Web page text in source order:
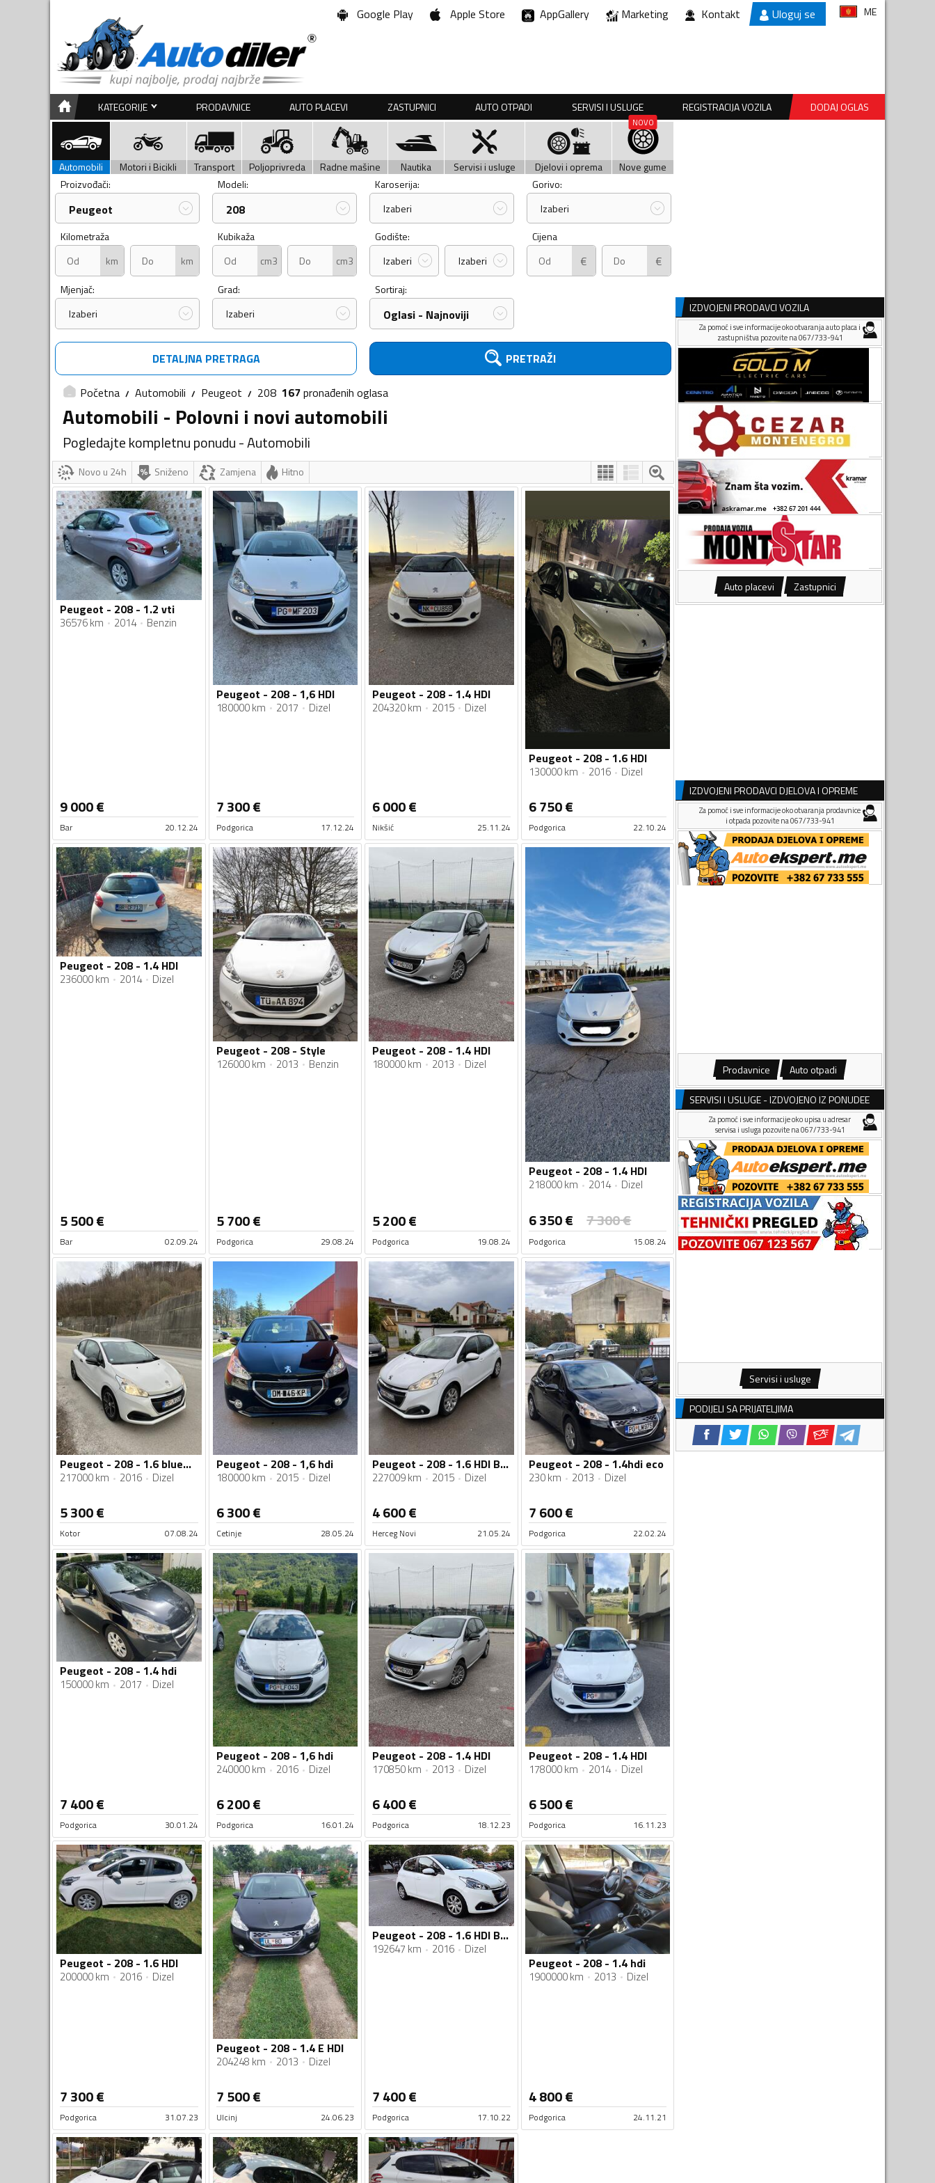
Google Play Apple Store AppGallery Marketing Kontakt Uloguj se ME
KATEGORIJE PRODAVNICE AUTO PLACEVI ZASTUPNICI AUTO OTPADI SERVISI I USLUGE REGISTRACIJA VOZILA DODAJ OGLAS
Automobili Motori i Bicikli Transport Poljoprivreda Radne mašine Nautika Servisi i usluge Djelovi i oprema
Nove gume
Proizvođači:
Peugeot
Modeli:
208
Karoserija:
Izaberi
Gorivo:
Izaberi
Kilometraža
km
km
Kubikaža
cm3
cm3
Godište:
Izaberi
Izaberi
Cijena
€ €
Mjenjač:
Izaberi
Grad:
Izaberi
Sortiraj:
Oglasi - Najnoviji
DETALJNA PRETRAGA PRETRAŽI
Početna Automobili Peugeot 208 167pronađenih oglasa
Automobili - Polovni i novi automobili
Pogledajte kompletnu ponudu - Automobili
Novo u 24h Sniženo Zamjena Hitno
Peugeot - 208 - 1.2 vti
36576 km 2014 Benzin
9 000€
Bar 20.12.24
Peugeot - 208 - 1,6 HDI
180000 km 2017 Dizel
7 300€
Podgorica 17.12.24
Peugeot - 208 - 1.4 HDI
204320 km 2015 Dizel
6 000€
Nikšić 25.11.24
Peugeot - 208 - 1.6 HDI
130000 km 2016 Dizel
6 750€
Podgorica 22.10.24
Peugeot - 208 - 1.4 HDI
236000 km 2014 Dizel
5 500€
Bar 02.09.24
Peugeot - 208 - Style
126000 km 2013 Benzin
5 700€
Podgorica 29.08.24
Peugeot - 208 - 1.4 HDI
180000 km 2013 Dizel
5 200€
Podgorica 19.08.24
Peugeot - 208 - 1.4 HDI
218000 km 2014 Dizel
6 350€ 7 300€
Podgorica 15.08.24
Peugeot - 208 - 1.6 blueHdi
217000 km 2016 Dizel
5 300€
Kotor 07.08.24
Peugeot - 208 - 1,6 hdi
180000 km 2015 Dizel
6 300€
Cetinje 28.05.24
Peugeot - 208 - 1.6 HDI BLUE
227009 km 2015 Dizel
4 600€
Herceg Novi 21.05.24
Peugeot - 208 - 1.4hdi eco
230 km 2013 Dizel
7 600€
Podgorica 22.02.24
Peugeot - 208 - 1.4 hdi
150000 km 2017 Dizel
7 400€
Podgorica 30.01.24
Peugeot - 208 - 1,6 hdi
240000 km 2016 Dizel
6 200€
Podgorica 16.01.24
Peugeot - 208 - 1.4 HDI
170850 km 2013 Dizel
6 400€
Podgorica 18.12.23
Peugeot - 208 - 1.4 HDI
178000 km 2014 Dizel
6 500€
Podgorica 16.11.23
Peugeot - 208 - 1.6 HDI
200000 km 2016 Dizel
7 300€
Podgorica 31.07.23
Peugeot - 208 - 1.4 E HDI
204248 km 2013 Dizel
7 500€
Ulcinj 24.06.23
Peugeot - 208 - 1.6 HDI BLUE
192647 km 2016 Dizel
7 400€
Podgorica 17.10.22
Peugeot - 208 - 1.4 hdi
1900000 km 2013 Dizel
4 800€
Podgorica 24.11.21
IZDVOJENI PRODAVCI VOZILA
Za pomoć i sve informacije oko otvaranja auto placa i
zastupništva pozovite na 067/733-941
Auto placevi Zastupnici
IZDVOJENI PRODAVCI DJELOVA I OPREME
Za pomoć i sve informacije oko otvaranja prodavnice
i otpada pozovite na 067/733-941
Prodavnice Auto otpadi
SERVISI I USLUGE - IZDVOJENO IZ PONUDEE
Za pomoć i sve informacije oko upisa u adresar
servisa i usluga pozovite na 067/733-941
Servisi i usluge
PODIJELI SA PRIJATELJIMA